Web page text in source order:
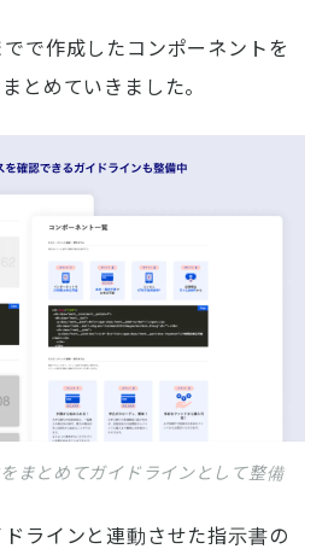
で作成したコンポーネントを
とめていきました。
まとめてガイドラインとして整備
ラインと連動させた指示書の